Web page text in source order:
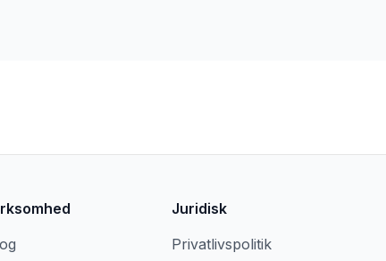
Juridisk
Privatlivspolitik